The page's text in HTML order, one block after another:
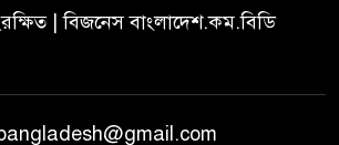
| বিজনেস বাংলাদেশ.কম.বিডি